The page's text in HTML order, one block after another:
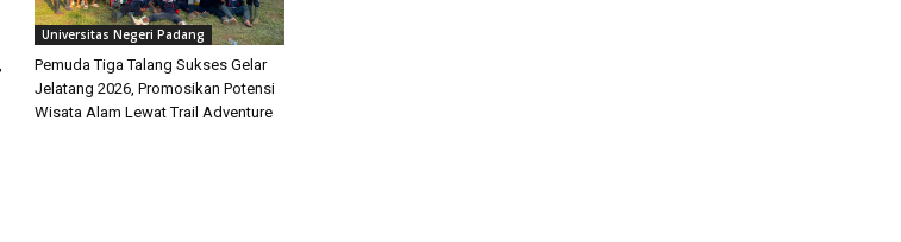
Universitas Negeri Padang
Pemuda Tiga Talang Sukses Gelar
Jelatang 2026, Promosikan Potensi
Wisata Alam Lewat Trail Adventure